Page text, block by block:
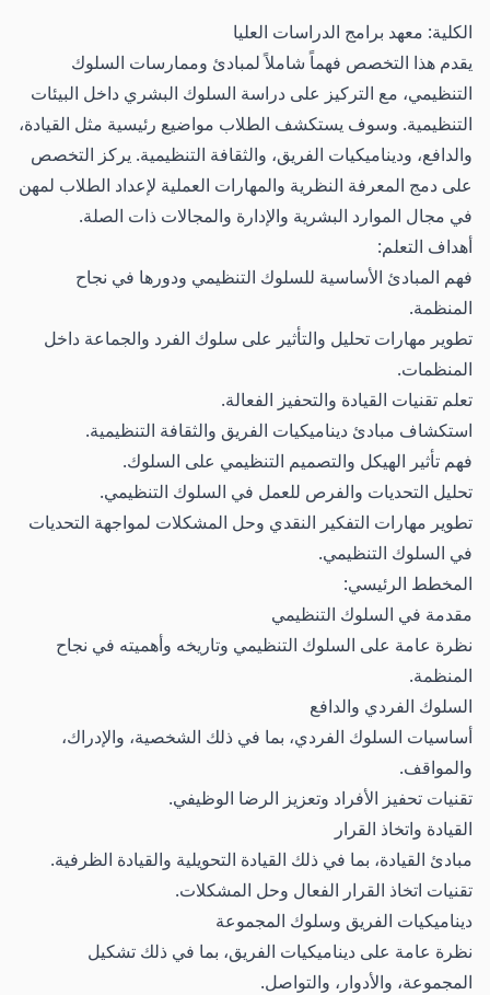
الكلية: معهد برامج الدراسات العليا
يقدم هذا التخصص فهماً شاملاً لمبادئ وممارسات السلوك
التنظيمي، مع التركيز على دراسة السلوك البشري داخل البيئات
التنظيمية. وسوف يستكشف الطلاب مواضيع رئيسية مثل القيادة،
والدافع، وديناميكيات الفريق، والثقافة التنظيمية. يركز التخصص
على دمج المعرفة النظرية والمهارات العملية لإعداد الطلاب لمهن
في مجال الموارد البشرية والإدارة والمجالات ذات الصلة.
أهداف التعلم:
فهم المبادئ الأساسية للسلوك التنظيمي ودورها في نجاح
المنظمة.
تطوير مهارات تحليل والتأثير على سلوك الفرد والجماعة داخل
المنظمات.
تعلم تقنيات القيادة والتحفيز الفعالة.
استكشاف مبادئ ديناميكيات الفريق والثقافة التنظيمية.
فهم تأثير الهيكل والتصميم التنظيمي على السلوك.
تحليل التحديات والفرص للعمل في السلوك التنظيمي.
تطوير مهارات التفكير النقدي وحل المشكلات لمواجهة التحديات
في السلوك التنظيمي.
المخطط الرئيسي:
مقدمة في السلوك التنظيمي
نظرة عامة على السلوك التنظيمي وتاريخه وأهميته في نجاح
المنظمة.
السلوك الفردي والدافع
أساسيات السلوك الفردي، بما في ذلك الشخصية، والإدراك،
والمواقف.
تقنيات تحفيز الأفراد وتعزيز الرضا الوظيفي.
القيادة واتخاذ القرار
مبادئ القيادة، بما في ذلك القيادة التحويلية والقيادة الظرفية.
تقنيات اتخاذ القرار الفعال وحل المشكلات.
ديناميكيات الفريق وسلوك المجموعة
نظرة عامة على ديناميكيات الفريق، بما في ذلك تشكيل
المجموعة، والأدوار، والتواصل.